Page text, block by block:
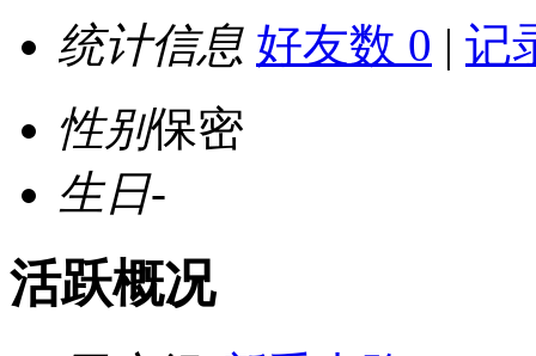
统计信息 好友数 0 | 记
性别保密
生日-
活跃概况